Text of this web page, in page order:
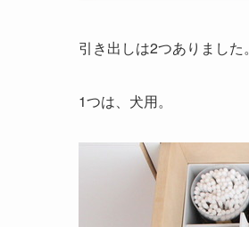
引き出しは2つありました。
1つは、犬用。